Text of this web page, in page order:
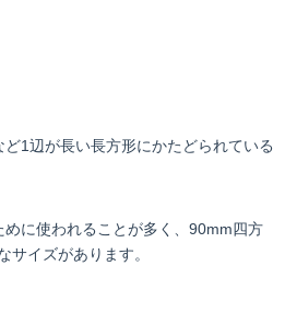
1辺が長い長方形にかたどられている
に使われることが多く、90mm四方
サイズがあります。